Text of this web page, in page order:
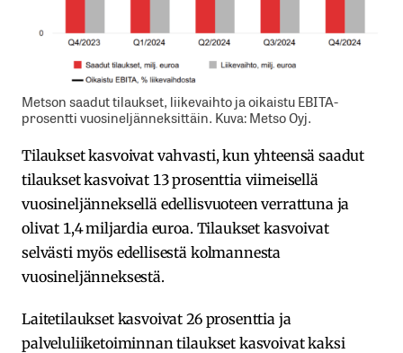
Metson saadut tilaukset, liikevaihto ja oikaistu EBITA-
prosentti vuosineljänneksittäin. Kuva: Metso Oyj.
Tilaukset kasvoivat vahvasti, kun yhteensä saadut
tilaukset kasvoivat 13 prosenttia viimeisellä
vuosineljänneksellä edellisvuoteen verrattuna ja
olivat 1,4 miljardia euroa. Tilaukset kasvoivat
selvästi myös edellisestä kolmannesta
vuosineljänneksestä.
Laitetilaukset kasvoivat 26 prosenttia ja
palveluliiketoiminnan tilaukset kasvoivat kaksi